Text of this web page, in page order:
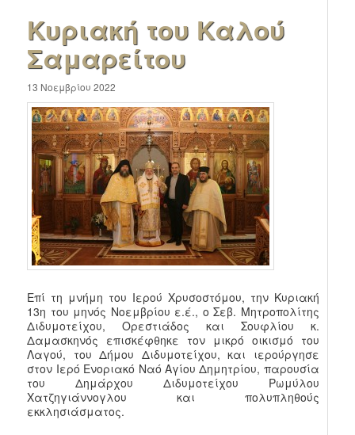
Κυριακή του Καλού
Σαμαρείτου
13 Νοεμβρίου 2022
Επί τη μνήμη του Ιερού Χρυσοστόμου, την Κυριακή
13η του μηνός Νοεμβρίου ε.έ., ο Σεβ. Μητροπολίτης
Διδυμοτείχου, Ορεστιάδος και Σουφλίου κ.
Δαμασκηνός επισκέφθηκε τον μικρό οικισμό του
Λαγού, του Δήμου Διδυμοτείχου, και ιερούργησε
στον Ιερό Ενοριακό Ναό Αγίου Δημητρίου, παρουσία
του Δημάρχου Διδυμοτείχου Ρωμύλου
Χατζηγιάννογλου και πολυπληθούς
εκκλησιάσματος.